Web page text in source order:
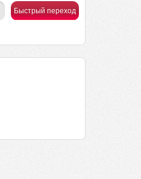
Быстрый переход